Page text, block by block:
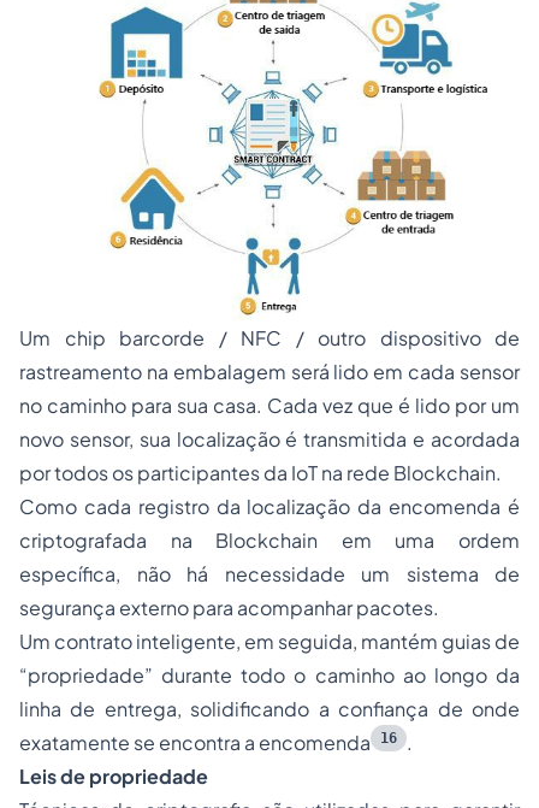
Um chip barcorde / NFC / outro dispositivo de
rastreamento na embalagem será lido em cada sensor
no caminho para sua casa. Cada vez que é lido por um
novo sensor, sua localização é transmitida e acordada
por todos os participantes da IoT na rede Blockchain.
Como cada registro da localização da encomenda é
criptografada na Blockchain em uma ordem
específica, não há necessidade um sistema de
segurança externo para acompanhar pacotes.
Um contrato inteligente, em seguida, mantém guias de
“propriedade” durante todo o caminho ao longo da
linha de entrega, solidificando a confiança de onde
exatamente se encontra a encomenda
16
.
Leis de propriedade